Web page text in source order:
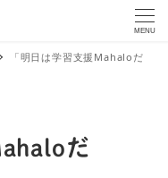
MENU
「明日は学習支援Mahaloだ
だ